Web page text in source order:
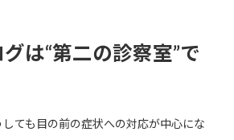
は“第二の診察室”で
ても目の前の症状への対応が中心にな